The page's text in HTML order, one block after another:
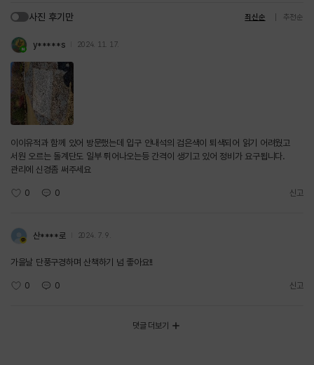
사진 후기만 최신순 추천순
y*****s 2024. 11. 17.
이이유적과 함께 있어 방문했는데 입구 안내석의 검은색이 퇴색되어 읽기 어려웠고
서원 오르는 돌계단도 일부 튀어나오는등 간격이 생기고 있어 정비가 요구됩니다.
관리에 신경좀 써주세요
0 0 신고
산****로 2024. 7. 9.
가을날 단풍구경하며 산책하기 넘 좋아요!!
0 0 신고
댓글 더보기